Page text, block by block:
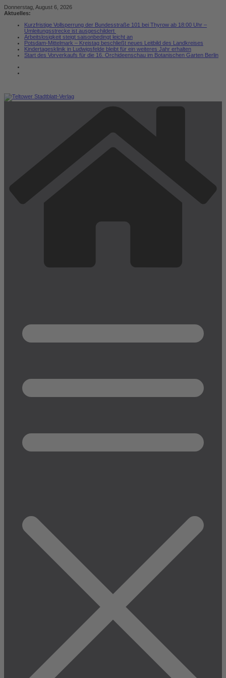
Zum
Inhalt
Donnerstag, August 6, 2026
Aktuelles:
Kurzfristige Vollsperrung der Bundesstraße 101 bei Thyrow ab 18:00 Uhr –
Umleitungsstrecke ist ausgeschildert
Arbeitslosigkeit steigt saisonbedingt leicht an
Potsdam-Mittelmark – Kreistag beschließt neues Leitbild des Landkreises
Kindertagesklinik in Ludwigsfelde bleibt für ein weiteres Jahr erhalten
Start des Vorverkaufs für die 16. Orchideenschau im Botanischen Garten Berlin